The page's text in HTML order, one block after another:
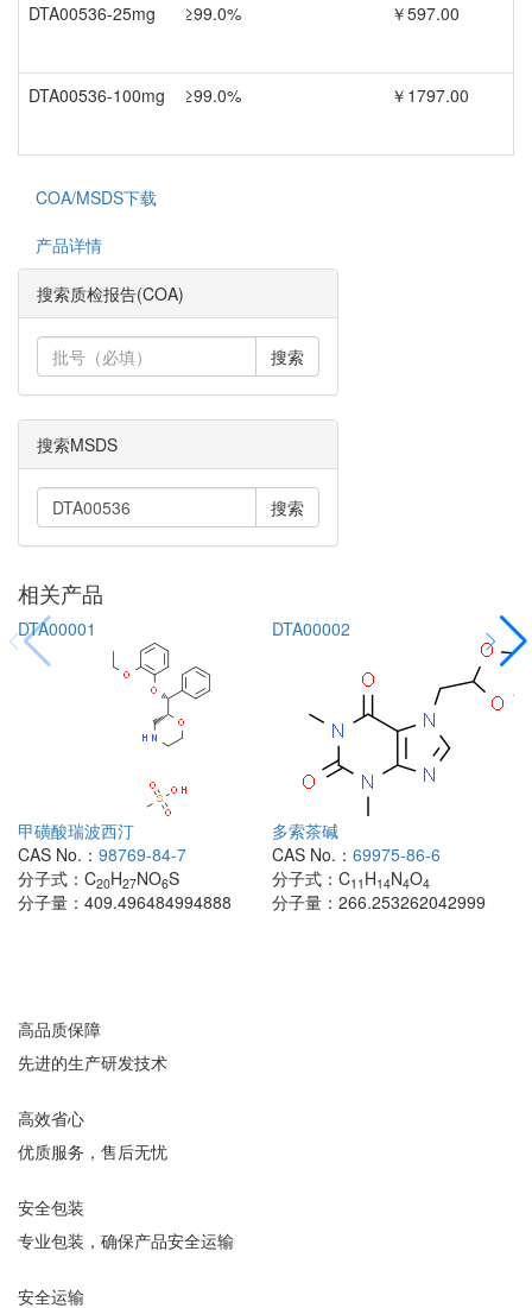
DTA00536-25mg ≥99.0% ￥597.00
DTA00536-100mg ≥99.0% ￥1797.00
COA/MSDS下载
产品详情
搜索质检报告(COA)
搜索
搜索MSDS
搜索
相关产品
DTA00001
甲磺酸瑞波西汀
CAS No.： 98769-84-7
分子式： C20H27NO6S
分子量： 409.496484994888
DTA00002
多索茶碱
CAS No.： 69975-86-6
分子式： C11 H14N4O4
分子量： 266.253262042999
高品质保障
先进的生产研发技术
高效省心
优质服务，售后无忧
安全包装
专业包装，确保产品安全运输
安全运输